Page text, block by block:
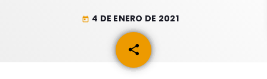
today 4 DE ENERO DE 2021
share
email